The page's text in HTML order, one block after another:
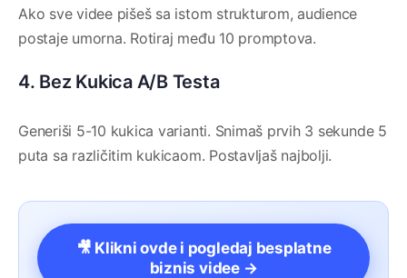
Ako sve videe pišeš sa istom strukturom, audience
postaje umorna. Rotiraj među 10 promptova.
4. Bez Kukica A/B Testa
Generiši 5-10 kukica varianti. Snimaš prvih 3 sekunde 5
puta sa različitim kukicaom. Postavljaš najbolji.
🎥 Klikni ovde i pogledaj besplatne
biznis videe →